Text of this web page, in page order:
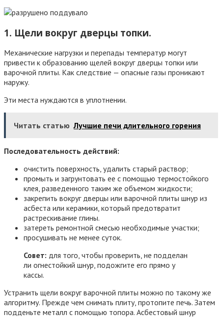
1. Щели вокруг дверцы топки.
Механические нагрузки и перепады температур могут
привести к образованию щелей вокруг дверцы топки или
варочной плиты. Как следствие — опасные газы проникают
наружу.
Эти места нуждаются в уплотнении.
Читать статью Лучшие печи длительного горения
Последовательность действий:
очистить поверхность, удалить старый раствор;
промыть и загрунтовать ее с помощью термостойкого
клея, разведенного таким же объемом жидкости;
закрепить вокруг дверцы или варочной плиты шнур из
асбеста или керамики, который предотвратит
растрескивание глины.
затереть ремонтной смесью необходимые участки;
просушивать не менее суток.
Совет: для того, чтобы проверить, не подделан
ли огнестойкий шнур, подожгите его прямо у
кассы.
Устранить щели вокруг варочной плиты можно по такому же
алгоритму. Прежде чем снимать плиту, протопите печь. Затем
подденьте металл с помощью топора. Асбестовый шнур